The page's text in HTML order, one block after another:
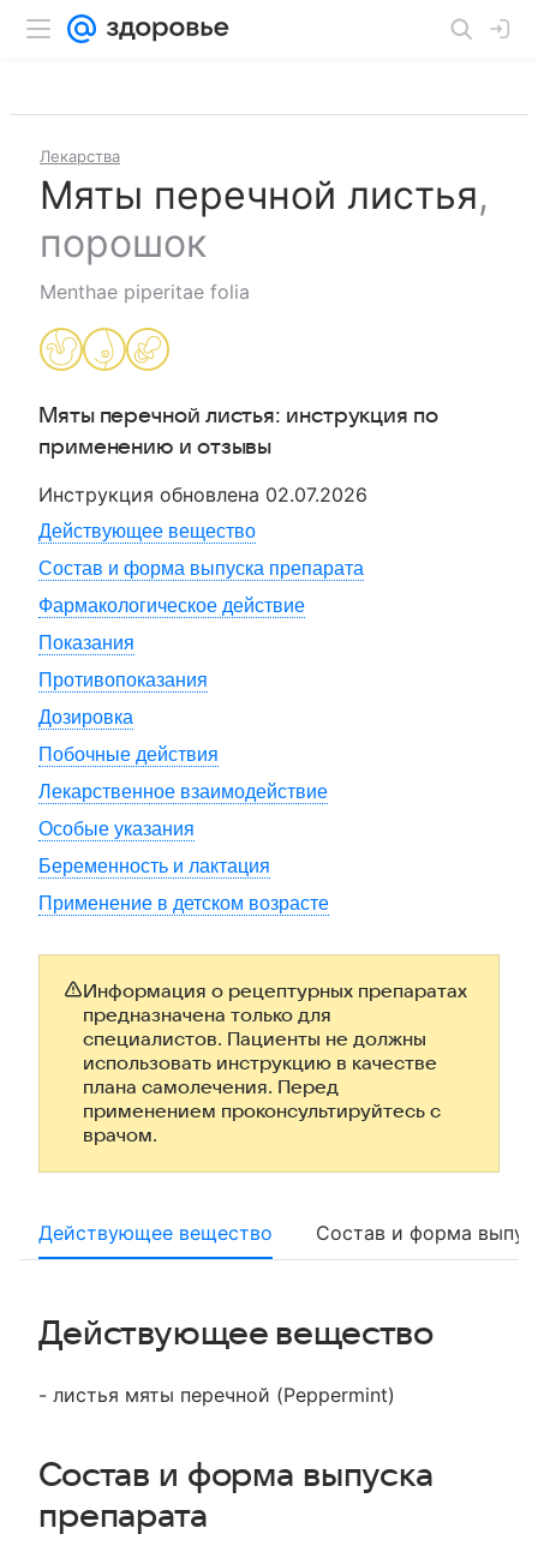
Лекарства
Мяты перечной листья,
порошок
Menthae piperitae folia
Мяты перечной листья: инструкция по
применению и отзывы
Инструкция обновлена 02.07.2026
Действующее вещество
Состав и форма выпуска препарата
Фармакологическое действие
Показания
Противопоказания
Дозировка
Побочные действия
Лекарственное взаимодействие
Особые указания
Беременность и лактация
Применение в детском возрасте
Информация о рецептурных препаратах
предназначена только для
специалистов. Пациенты не должны
использовать инструкцию в качестве
плана самолечения. Перед
применением проконсультируйтесь с
врачом.
Действующее вещество Состав и форма
Действующее вещество
- листья мяты перечной (Peppermint)
Состав и форма выпуска
препарата